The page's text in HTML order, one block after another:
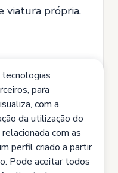
viatura própria.
com a
nos
cliente.
para
com a
da utilização do
com as
perfil criado a partir
Pode aceitar todos